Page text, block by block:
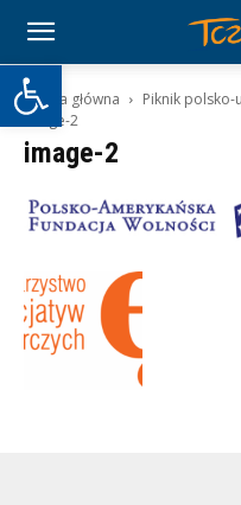
Otwórz pasek narzędzi
Strona główna
Piknik polsko-
image-2
image-2